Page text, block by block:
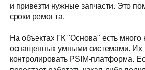
и привезти нужные запчасти. Это
сроки ремонта.
На объектах ГК "Основа" есть много
оснащенных умными системами. Их
контролировать PSIM-платформа.